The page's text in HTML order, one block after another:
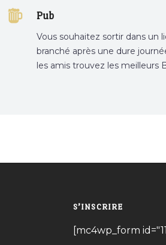
tunis, patisserie tunis, pâtisserie
Pub
Vous souhaitez sortir dans un
branché après une dure
les amis trouvez les meilleurs
S’INSCRIRE
[mc4wp_form